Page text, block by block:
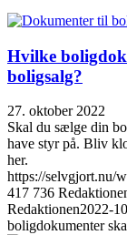
Hvilke
boligsalg?
27. oktober 2022
Skal du sælge din
have styr på. Bliv
her.
https://selvgjort.nu/
417 736
Redaktionen2022-
boligdokumenter